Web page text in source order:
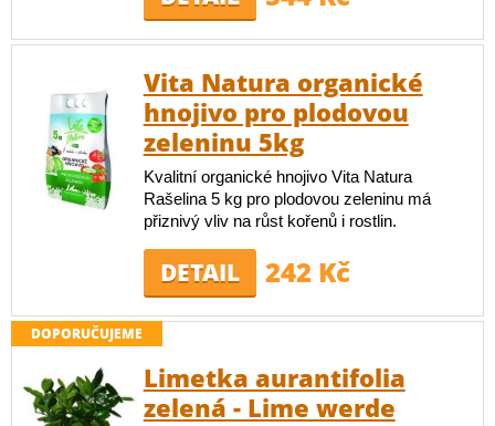
Vita Natura organické
hnojivo pro plodovou
zeleninu 5kg
Kvalitní organické hnojivo Vita Natura
Rašelina 5 kg pro plodovou zeleninu má
přiznivý vliv na růst kořenů i rostlin.
DETAIL 242 Kč
DOPORUČUJEME
Limetka aurantifolia
zelená - Lime werde